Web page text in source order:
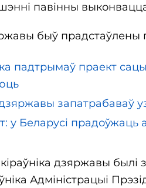
павінны
быў прадстаўлены
падтрымаў праект
дзяржавы запатрабаваў
у Беларусі
дзяржавы
Адміністрацыі